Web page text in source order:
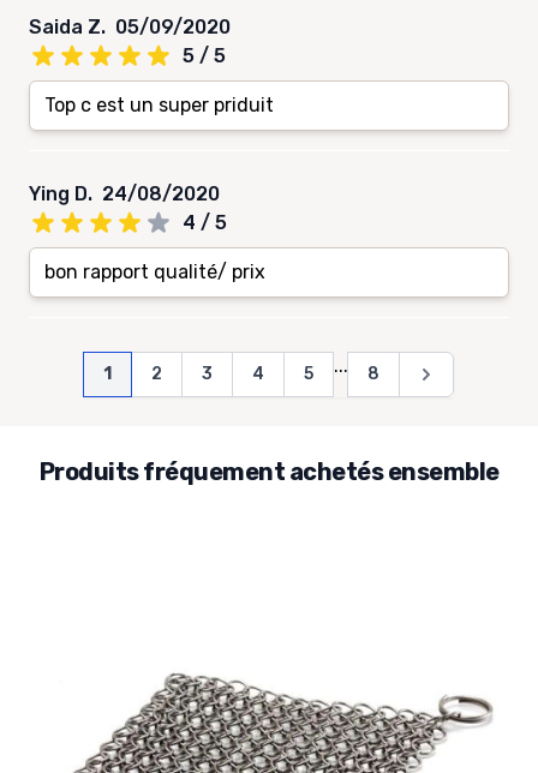
Saida Z. 05/09/2020
5 / 5
Top c est un super priduit
Ying D. 24/08/2020
4 / 5
bon rapport qualité/ prix
Page
Vous lisez actuellement la page
1 Page
2 Page
3 Page
4 Page
5 ... Page
8 Page
Produits fréquement achetés ensemble